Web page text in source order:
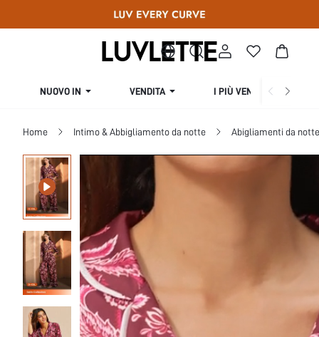
NUOVO IN VENDITA I PIÙ VENDUTI
Home Intimo & Abbigliamento da notte Abigliamenti da